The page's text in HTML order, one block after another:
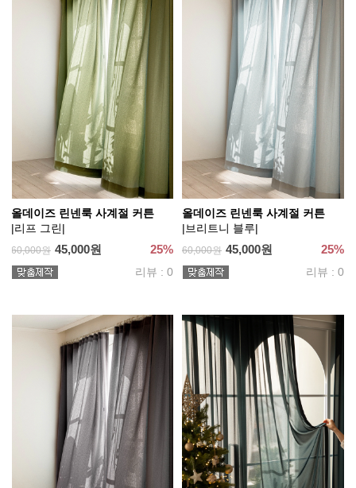
올데이즈 린넨룩 사계절 커튼
|리프 그린|
60,000원 45,000원 25%
리뷰 : 0
올데이즈 린넨룩 사계절 커튼
|브리트니 블루|
60,000원 45,000원 25%
리뷰 : 0